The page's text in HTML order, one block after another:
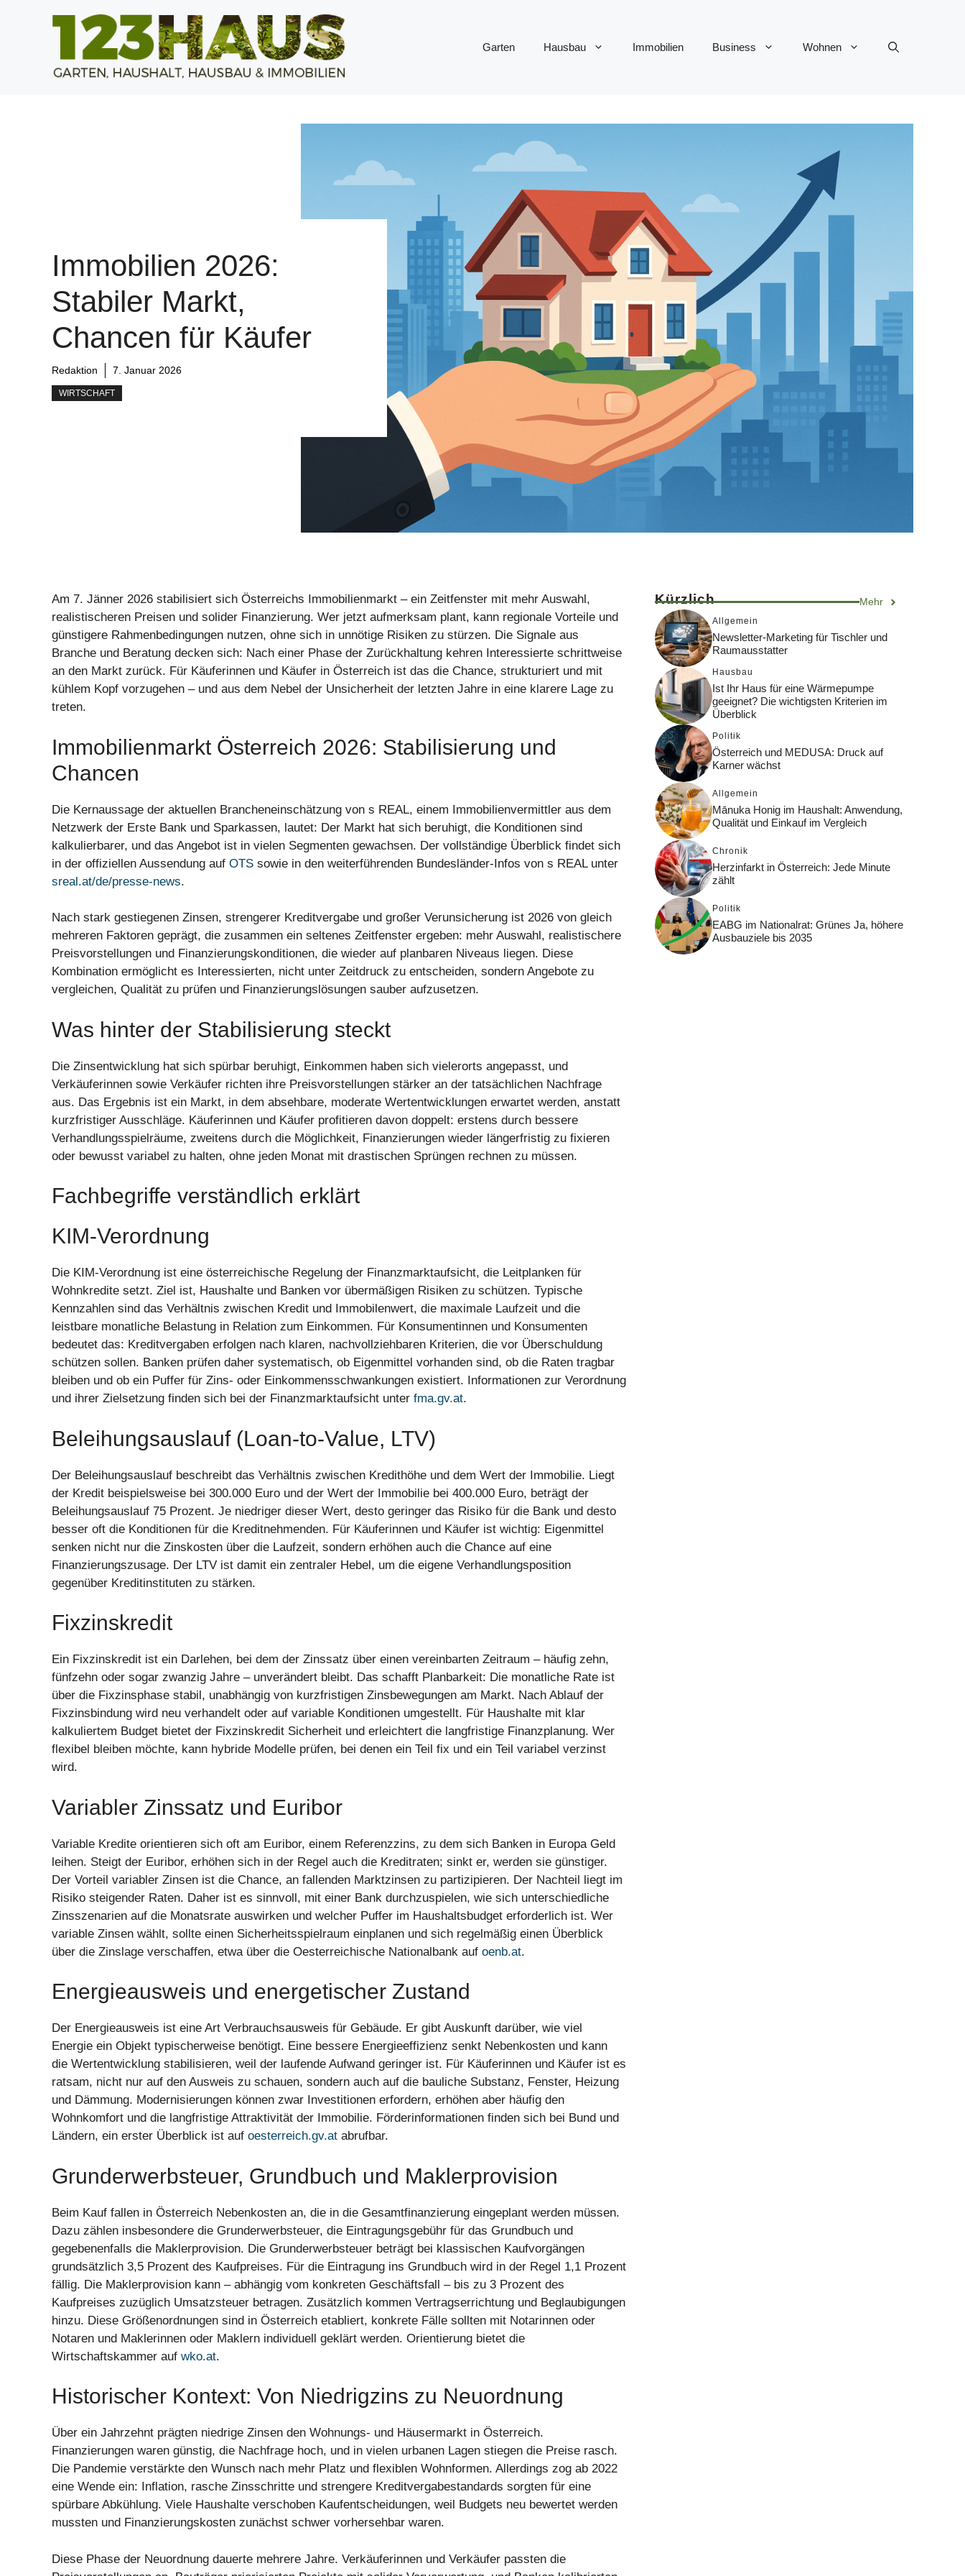
Garten Hausbau Immobilien Business Wohnen
Immobilien 2026:
Stabiler Markt,
Chancen für Käufer
Redaktion 7. Januar 2026
WIRTSCHAFT
Am 7. Jänner 2026 stabilisiert sich Österreichs Immobilienmarkt – ein Zeitfenster mit mehr Auswahl,
realistischeren Preisen und solider Finanzierung. Wer jetzt aufmerksam plant, kann regionale Vorteile und
günstigere Rahmenbedingungen nutzen, ohne sich in unnötige Risiken zu stürzen. Die Signale aus
Branche und Beratung decken sich: Nach einer Phase der Zurückhaltung kehren Interessierte schrittweise
an den Markt zurück. Für Käuferinnen und Käufer in Österreich ist das die Chance, strukturiert und mit
kühlem Kopf vorzugehen – und aus dem Nebel der Unsicherheit der letzten Jahre in eine klarere Lage zu
treten.
Immobilienmarkt Österreich 2026: Stabilisierung und
Chancen
Die Kernaussage der aktuellen Brancheneinschätzung von s REAL, einem Immobilienvermittler aus dem
Netzwerk der Erste Bank und Sparkassen, lautet: Der Markt hat sich beruhigt, die Konditionen sind
kalkulierbarer, und das Angebot ist in vielen Segmenten gewachsen. Der vollständige Überblick findet sich
in der offiziellen Aussendung auf OTS sowie in den weiterführenden Bundesländer-Infos von s REAL unter
sreal.at/de/presse-news.
Nach stark gestiegenen Zinsen, strengerer Kreditvergabe und großer Verunsicherung ist 2026 von gleich
mehreren Faktoren geprägt, die zusammen ein seltenes Zeitfenster ergeben: mehr Auswahl, realistischere
Preisvorstellungen und Finanzierungskonditionen, die wieder auf planbaren Niveaus liegen. Diese
Kombination ermöglicht es Interessierten, nicht unter Zeitdruck zu entscheiden, sondern Angebote zu
vergleichen, Qualität zu prüfen und Finanzierungslösungen sauber aufzusetzen.
Was hinter der Stabilisierung steckt
Die Zinsentwicklung hat sich spürbar beruhigt, Einkommen haben sich vielerorts angepasst, und
Verkäuferinnen sowie Verkäufer richten ihre Preisvorstellungen stärker an der tatsächlichen Nachfrage
aus. Das Ergebnis ist ein Markt, in dem absehbare, moderate Wertentwicklungen erwartet werden, anstatt
kurzfristiger Ausschläge. Käuferinnen und Käufer profitieren davon doppelt: erstens durch bessere
Verhandlungsspielräume, zweitens durch die Möglichkeit, Finanzierungen wieder längerfristig zu fixieren
oder bewusst variabel zu halten, ohne jeden Monat mit drastischen Sprüngen rechnen zu müssen.
Fachbegriffe verständlich erklärt
KIM-Verordnung
Die KIM-Verordnung ist eine österreichische Regelung der Finanzmarktaufsicht, die Leitplanken für
Wohnkredite setzt. Ziel ist, Haushalte und Banken vor übermäßigen Risiken zu schützen. Typische
Kennzahlen sind das Verhältnis zwischen Kredit und Immobilenwert, die maximale Laufzeit und die
leistbare monatliche Belastung in Relation zum Einkommen. Für Konsumentinnen und Konsumenten
bedeutet das: Kreditvergaben erfolgen nach klaren, nachvollziehbaren Kriterien, die vor Überschuldung
schützen sollen. Banken prüfen daher systematisch, ob Eigenmittel vorhanden sind, ob die Raten tragbar
bleiben und ob ein Puffer für Zins- oder Einkommensschwankungen existiert. Informationen zur Verordnung
und ihrer Zielsetzung finden sich bei der Finanzmarktaufsicht unter fma.gv.at.
Beleihungsauslauf (Loan-to-Value, LTV)
Der Beleihungsauslauf beschreibt das Verhältnis zwischen Kredithöhe und dem Wert der Immobilie. Liegt
der Kredit beispielsweise bei 300.000 Euro und der Wert der Immobilie bei 400.000 Euro, beträgt der
Beleihungsauslauf 75 Prozent. Je niedriger dieser Wert, desto geringer das Risiko für die Bank und desto
besser oft die Konditionen für die Kreditnehmenden. Für Käuferinnen und Käufer ist wichtig: Eigenmittel
senken nicht nur die Zinskosten über die Laufzeit, sondern erhöhen auch die Chance auf eine
Finanzierungszusage. Der LTV ist damit ein zentraler Hebel, um die eigene Verhandlungsposition
gegenüber Kreditinstituten zu stärken.
Fixzinskredit
Ein Fixzinskredit ist ein Darlehen, bei dem der Zinssatz über einen vereinbarten Zeitraum – häufig zehn,
fünfzehn oder sogar zwanzig Jahre – unverändert bleibt. Das schafft Planbarkeit: Die monatliche Rate ist
über die Fixzinsphase stabil, unabhängig von kurzfristigen Zinsbewegungen am Markt. Nach Ablauf der
Fixzinsbindung wird neu verhandelt oder auf variable Konditionen umgestellt. Für Haushalte mit klar
kalkuliertem Budget bietet der Fixzinskredit Sicherheit und erleichtert die langfristige Finanzplanung. Wer
flexibel bleiben möchte, kann hybride Modelle prüfen, bei denen ein Teil fix und ein Teil variabel verzinst
wird.
Variabler Zinssatz und Euribor
Variable Kredite orientieren sich oft am Euribor, einem Referenzzins, zu dem sich Banken in Europa Geld
leihen. Steigt der Euribor, erhöhen sich in der Regel auch die Kreditraten; sinkt er, werden sie günstiger.
Der Vorteil variabler Zinsen ist die Chance, an fallenden Marktzinsen zu partizipieren. Der Nachteil liegt im
Risiko steigender Raten. Daher ist es sinnvoll, mit einer Bank durchzuspielen, wie sich unterschiedliche
Zinsszenarien auf die Monatsrate auswirken und welcher Puffer im Haushaltsbudget erforderlich ist. Wer
variable Zinsen wählt, sollte einen Sicherheitsspielraum einplanen und sich regelmäßig einen Überblick
über die Zinslage verschaffen, etwa über die Oesterreichische Nationalbank auf oenb.at.
Energieausweis und energetischer Zustand
Der Energieausweis ist eine Art Verbrauchsausweis für Gebäude. Er gibt Auskunft darüber, wie viel
Energie ein Objekt typischerweise benötigt. Eine bessere Energieeffizienz senkt Nebenkosten und kann
die Wertentwicklung stabilisieren, weil der laufende Aufwand geringer ist. Für Käuferinnen und Käufer ist es
ratsam, nicht nur auf den Ausweis zu schauen, sondern auch auf die bauliche Substanz, Fenster, Heizung
und Dämmung. Modernisierungen können zwar Investitionen erfordern, erhöhen aber häufig den
Wohnkomfort und die langfristige Attraktivität der Immobilie. Förderinformationen finden sich bei Bund und
Ländern, ein erster Überblick ist auf oesterreich.gv.at abrufbar.
Grunderwerbsteuer, Grundbuch und Maklerprovision
Beim Kauf fallen in Österreich Nebenkosten an, die in die Gesamtfinanzierung eingeplant werden müssen.
Dazu zählen insbesondere die Grunderwerbsteuer, die Eintragungsgebühr für das Grundbuch und
gegebenenfalls die Maklerprovision. Die Grunderwerbsteuer beträgt bei klassischen Kaufvorgängen
grundsätzlich 3,5 Prozent des Kaufpreises. Für die Eintragung ins Grundbuch wird in der Regel 1,1 Prozent
fällig. Die Maklerprovision kann – abhängig vom konkreten Geschäftsfall – bis zu 3 Prozent des
Kaufpreises zuzüglich Umsatzsteuer betragen. Zusätzlich kommen Vertragserrichtung und Beglaubigungen
hinzu. Diese Größenordnungen sind in Österreich etabliert, konkrete Fälle sollten mit Notarinnen oder
Notaren und Maklerinnen oder Maklern individuell geklärt werden. Orientierung bietet die
Wirtschaftskammer auf wko.at.
Historischer Kontext: Von Niedrigzins zu Neuordnung
Über ein Jahrzehnt prägten niedrige Zinsen den Wohnungs- und Häusermarkt in Österreich.
Finanzierungen waren günstig, die Nachfrage hoch, und in vielen urbanen Lagen stiegen die Preise rasch.
Die Pandemie verstärkte den Wunsch nach mehr Platz und flexiblen Wohnformen. Allerdings zog ab 2022
eine Wende ein: Inflation, rasche Zinsschritte und strengere Kreditvergabestandards sorgten für eine
spürbare Abkühlung. Viele Haushalte verschoben Kaufentscheidungen, weil Budgets neu bewertet werden
mussten und Finanzierungskosten zunächst schwer vorhersehbar waren.
Diese Phase der Neuordnung dauerte mehrere Jahre. Verkäuferinnen und Verkäufer passten die
Kürzlich Mehr
Allgemein
Newsletter-Marketing für Tischler und
Raumausstatter
Hausbau
Ist Ihr Haus für eine Wärmepumpe
geeignet? Die wichtigsten Kriterien im
Überblick
Politik
Österreich und MEDUSA: Druck auf
Karner wächst
Allgemein
Mānuka Honig im Haushalt: Anwendung,
Qualität und Einkauf im Vergleich
Chronik
Herzinfarkt in Österreich: Jede Minute
zählt
Politik
EABG im Nationalrat: Grünes Ja, höhere
Ausbauziele bis 2035